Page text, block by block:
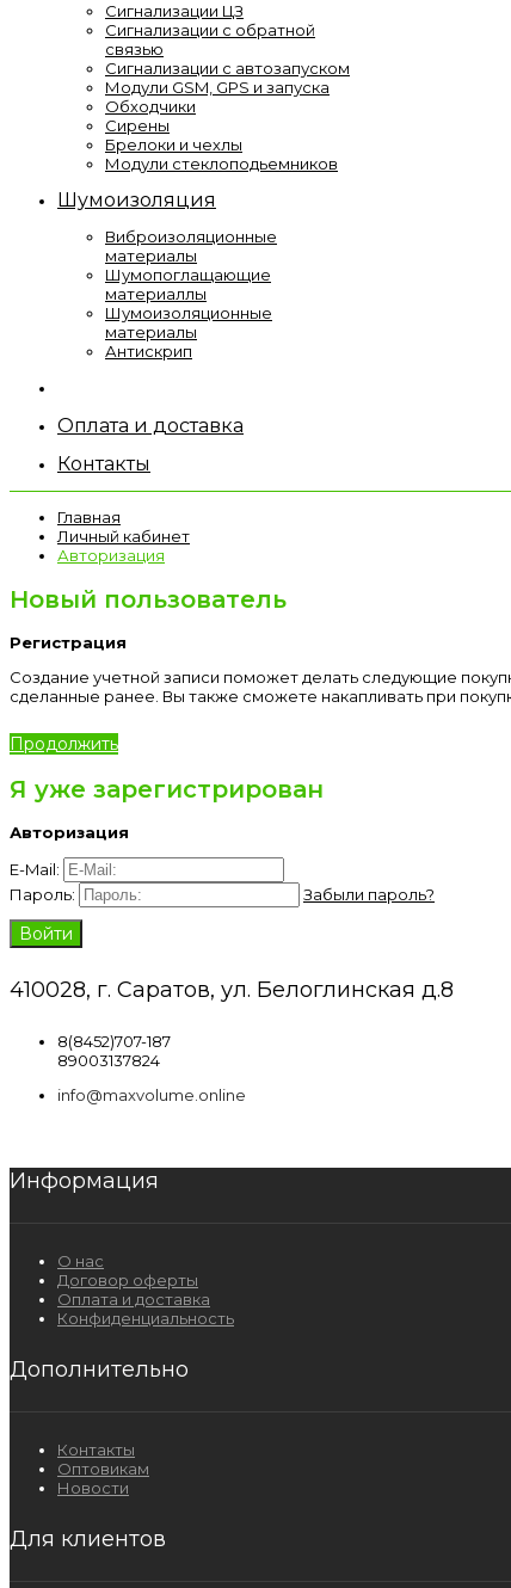
Сигнализации ЦЗ
Сигнализации с обратной
связью
Сигнализации с автозапуском
Модули GSM, GPS и запуска
Обходчики
Сирены
Брелоки и чехлы
Модули стеклоподьемников
Шумоизоляция
Виброизоляционные
материалы
Шумопоглащающие
материаллы
Шумоизоляционные
материалы
Антискрип
Оплата и доставка
Контакты
Главная
Личный кабинет
Авторизация
Новый пользователь
Регистрация
Создание учетной записи поможет делать следующие
сделанные ранее. Вы также сможете накапливать при
Продолжить
Я уже зарегистрирован
Авторизация
E-Mail:
Пароль:
Забыли пароль?
410028, г. Саратов, ул. Белоглинская д.8
8(8452)707-187
89003137824
info@maxvolume.online
Информация
О нас
Договор оферты
Оплата и доставка
Конфиденциальность
Дополнительно
Контакты
Оптовикам
Новости
Для клиентов